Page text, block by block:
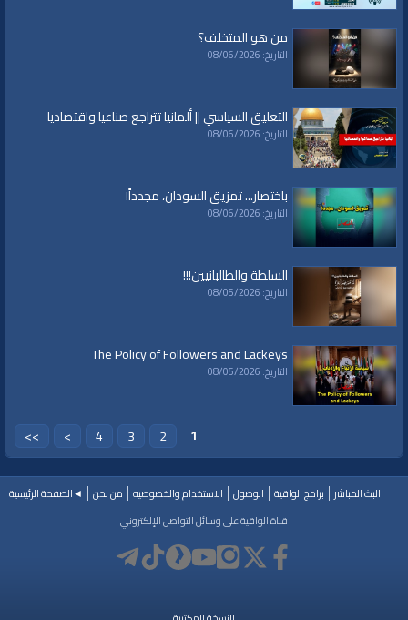
21:28 هل انهار الجيش الروسي فعلياً؟
الفئات:
البث المباشر
حوارات
حوارات»شؤون الأمة
قنوات:
LIVE | البث المباشر
برامج الواقية
العلامات:حرب روسيا أوكرانيا
الروسي|التهديد النووي
الناتو|شؤون الأمة|تحليل سياسي|أسلحة تقليدية صراعات دولية
وأوروبا|كواليس الحرب
من هو المتخلف؟
التاريخ: 08/06/2026
التعليق السياسي || ألمانيا تتراجع صناعيا واقتصاديا
التاريخ: 08/06/2026
باختصار... تمزيق السودان، مجدداً!
التاريخ: 08/06/2026
السلطة والطالبانيين!!!
التاريخ: 08/05/2026
The Policy of Followers and Lackeys
التاريخ: 08/05/2026
1
2
3
4
>
>>
البث المباشر برامج الواقية الوصول الاستخدام والخصوصيه من نحن
◄الصفحة الرئيسية
قناة الواقية على وسائل التواصل الإلكتروني